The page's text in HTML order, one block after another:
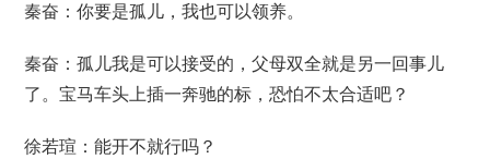
秦奋：你要是孤儿，我也可以领养。
秦奋：孤儿我是可以接受的，父母双全就是另一回事儿
了。宝马车头上插一奔驰的标，恐怕不太合适吧？
徐若瑄：能开不就行吗？